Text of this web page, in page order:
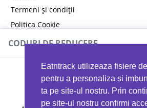
Eatntrack utilizeaza fisiere
pentru a personaliza si
ta pe site-ul nostru. Prin
pe site-ul nostru confirmi
Termeni și condiții
Politica Cookie
Politica de confidențialitate
CODURI DE REDUCERE